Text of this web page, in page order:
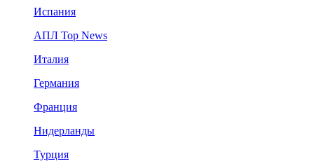
Испания
АПЛ Top News
Италия
Германия
Франция
Нидерланды
Турция